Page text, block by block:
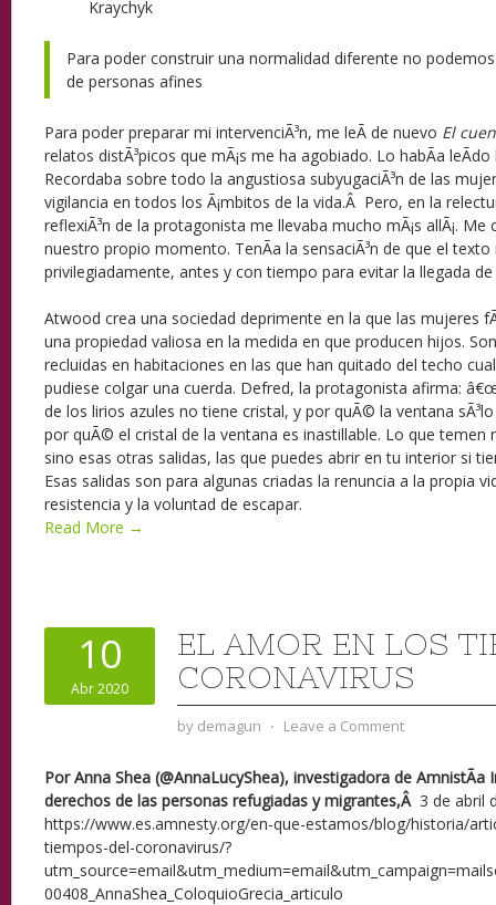
Kraychyk
Para poder construir una normalidad diferente no
de personas afines
Para poder preparar mi intervenciÃ³n, me leÃ­ de nuevo El
relatos distÃ³picos que mÃ¡s me ha agobiado. Lo habÃ­a
Recordaba sobre todo la angustiosa subyugaciÃ³n de las
vigilancia en todos los Ã¡mbitos de la vida.Â Pero, en la
reflexiÃ³n de la protagonista me llevaba mucho mÃ¡s allÃ¡.
nuestro propio momento. TenÃ­a la sensaciÃ³n de que el
privilegiadamente, antes y con tiempo para evitar la llegada de
Atwood crea una sociedad deprimente en la que las mujeres
una propiedad valiosa en la medida en que producen hijos.
recluidas en habitaciones en las que han quitado del techo
pudiese colgar una cuerda. Defred, la protagonista afirma:
de los lirios azules no tiene cristal, y por quÃ© la ventana
por quÃ© el cristal de la ventana es inastillable. Lo que temen
sino esas otras salidas, las que puedes abrir en tu interior si
Esas salidas son para algunas criadas la renuncia a la propia
resistencia y la voluntad de escapar.
Read More →
10
Abr 2020
EL AMOR EN LOS
CORONAVIRUS
by demagun ⋅ Leave a Comment
Por Anna Shea (@AnnaLucyShea), investigadora de AmnistÃ­a
derechos de las personas refugiadas y migrantes,Â 3 de abril
https://www.es.amnesty.org/en-que-estamos/blog/historia/
tiempos-del-coronavirus/?
00408_AnnaShea_ColoquioGrecia_articulo